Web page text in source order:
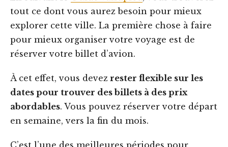
tout ce dont vous aurez besoin pour mieux
explorer cette ville. La première chose à faire
pour mieux organiser votre voyage est de
réserver votre billet d’avion.
À cet effet, vous devez rester flexible sur les
dates pour trouver des billets à des prix
abordables. Vous pouvez réserver votre départ
en semaine, vers la fin du mois.
C’est l’une des meilleures périodes pour